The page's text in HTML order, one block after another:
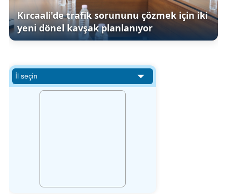
Kırcaali'de trafik sorununu çözmek için iki
yeni dönel kavşak planlanıyor